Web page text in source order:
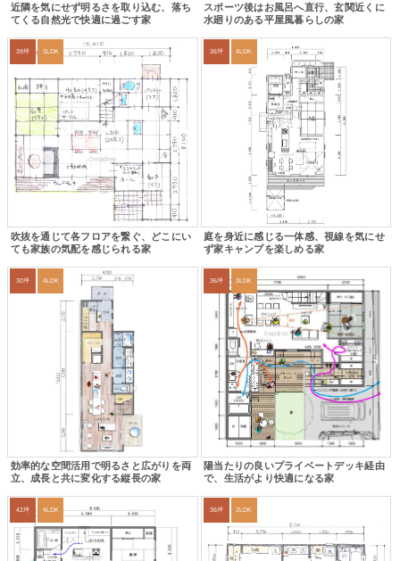
近隣を気にせず明るさを取り込む、落ち
てくる自然光で快適に過ごす家
スポーツ後はお風呂へ直行、玄関近くに
水廻りのある平屋風暮らしの家
39坪 3LDK
吹抜を通じて各フロアを繋ぐ、どこにい
ても家族の気配を感じられる家
36坪 4LDK
庭を身近に感じる一体感、視線を気にせ
ず家キャンプを楽しめる家
30坪 4LDK
効率的な空間活用で明るさと広がりを両
立、成長と共に変化する縦長の家
36坪 3LDK
陽当たりの良いプライベートデッキ経由
で、生活がより快適になる家
42坪 4LDK 36坪 2LDK